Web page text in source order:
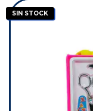
SIN STOCK